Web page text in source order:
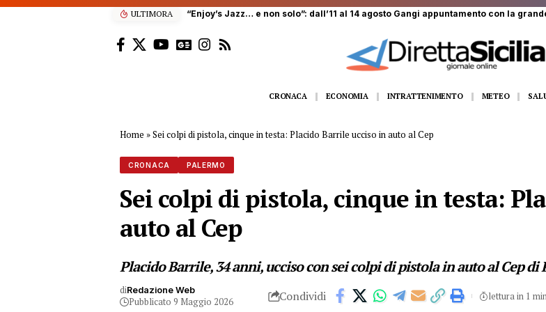
ULTIMORA “Enjoy’s Jazz… e non solo”: dall’11 al 14 agosto Gangi appuntamento con la
CRONACA ECONOMIA INTRATTENIMENTO METEO
Home »Sei colpi di pistola, cinque in testa: Placido Barrile ucciso in auto al Cep
CRONACA PALERMO
Sei colpi di pistola, cinque in testa:
auto al Cep
Placido Barrile, 34 anni, ucciso con sei colpi di pistola in auto al Cep
diRedazione Web
Pubblicato 9 Maggio 2026 Condividi lettura in 1